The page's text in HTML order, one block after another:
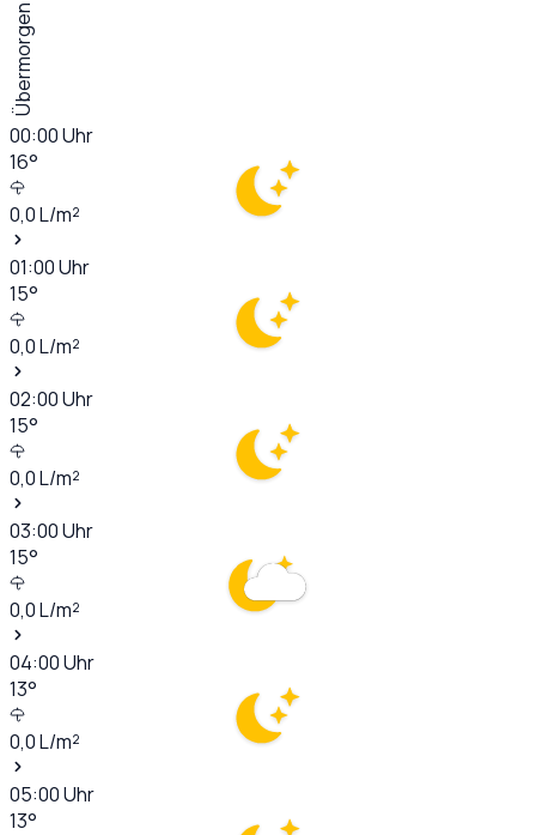
Übermorgen
00:00Uhr
16°
0,0L/m²
01:00Uhr
15°
0,0L/m²
02:00Uhr
15°
0,0L/m²
03:00Uhr
15°
0,0L/m²
04:00Uhr
13°
0,0L/m²
05:00Uhr
13°